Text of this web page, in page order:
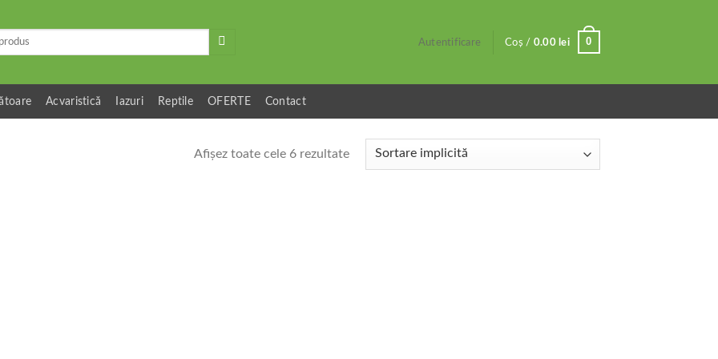
Autentificare Coș / 0.00 lei 0
Acvaristică Iazuri Reptile OFERTE Contact
Afișez toate cele 6 rezultate